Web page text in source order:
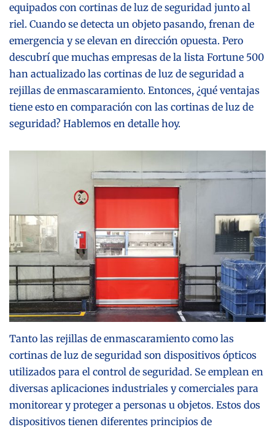
equipados con cortinas de luz de seguridad junto al
riel. Cuando se detecta un objeto pasando, frenan de
emergencia y se elevan en dirección opuesta. Pero
descubrí que muchas empresas de la lista Fortune 500
han actualizado las cortinas de luz de seguridad a
rejillas de enmascaramiento. Entonces, ¿qué ventajas
tiene esto en comparación con las cortinas de luz de
seguridad? Hablemos en detalle hoy.
Tanto las rejillas de enmascaramiento como las
cortinas de luz de seguridad son dispositivos ópticos
utilizados para el control de seguridad. Se emplean en
diversas aplicaciones industriales y comerciales para
monitorear y proteger a personas u objetos. Estos dos
dispositivos tienen diferentes principios de